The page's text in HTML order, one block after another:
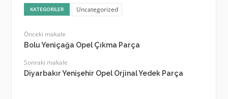
KATEGORILER Uncategorized
Önceki makale
Bolu Yeniçağa Opel Çıkma Parça
Sonraki makale
Diyarbakır Yenişehir Opel Orjinal Yedek Parça